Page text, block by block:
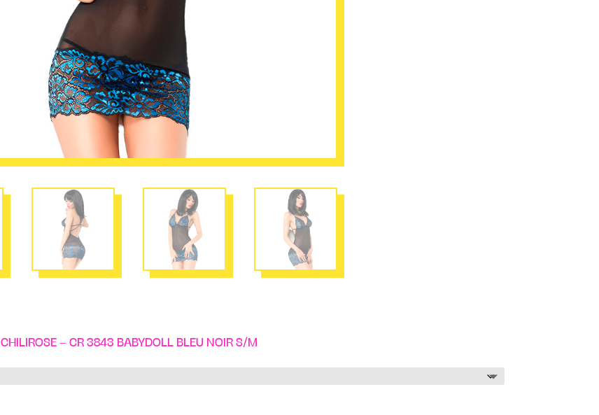
CHILIROSE – CR 3843 BABYDOLL BLEU NOIR S/M